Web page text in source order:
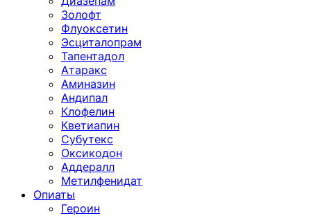
Золофт
Флуоксетин
Эсциталопрам
Тапентадол
Атаракс
Аминазин
Андипал
Клофелин
Кветиапин
Субутекс
Оксикодон
Аддералл
Метилфенидат
Опиаты
Героин